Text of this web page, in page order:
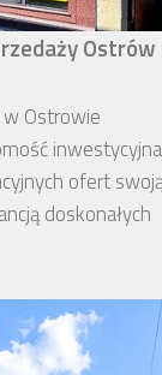
Ostrów
Ostrowie
ofert
doskonałych